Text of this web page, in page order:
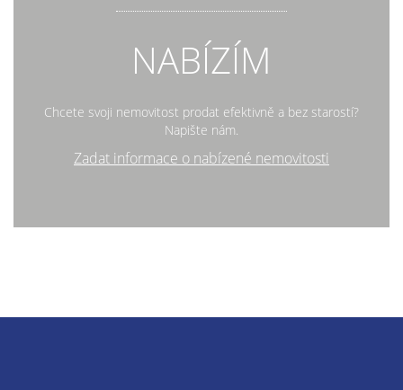
NABÍZÍM
Chcete svoji nemovitost prodat efektivně a bez starostí?
Napište nám.
Zadat informace o nabízené nemovitosti